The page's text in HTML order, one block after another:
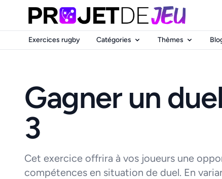
Exercices rugby Catégories Thèmes
Gagner un
3
Cet exercice offrira à vos joueurs une
compétences en situation de duel. En